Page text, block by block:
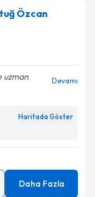
Özcan
uzman
Devamı
Haritada Göster
Daha Fazla